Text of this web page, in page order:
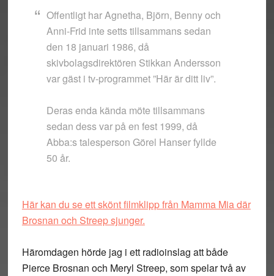
Offentligt har Agnetha, Björn, Benny och
Anni-Frid inte setts tillsammans sedan
den 18 januari 1986, då
skivbolagsdirektören Stikkan Andersson
var gäst i tv-programmet ”Här är ditt liv”.
Deras enda kända möte tillsammans
sedan dess var på en fest 1999, då
Abba:s talesperson Görel Hanser fyllde
50 år.
Här kan du se ett skönt filmklipp från Mamma Mia där
Brosnan och Streep sjunger.
Häromdagen hörde jag i ett radioinslag att både
Pierce Brosnan och Meryl Streep, som spelar två av